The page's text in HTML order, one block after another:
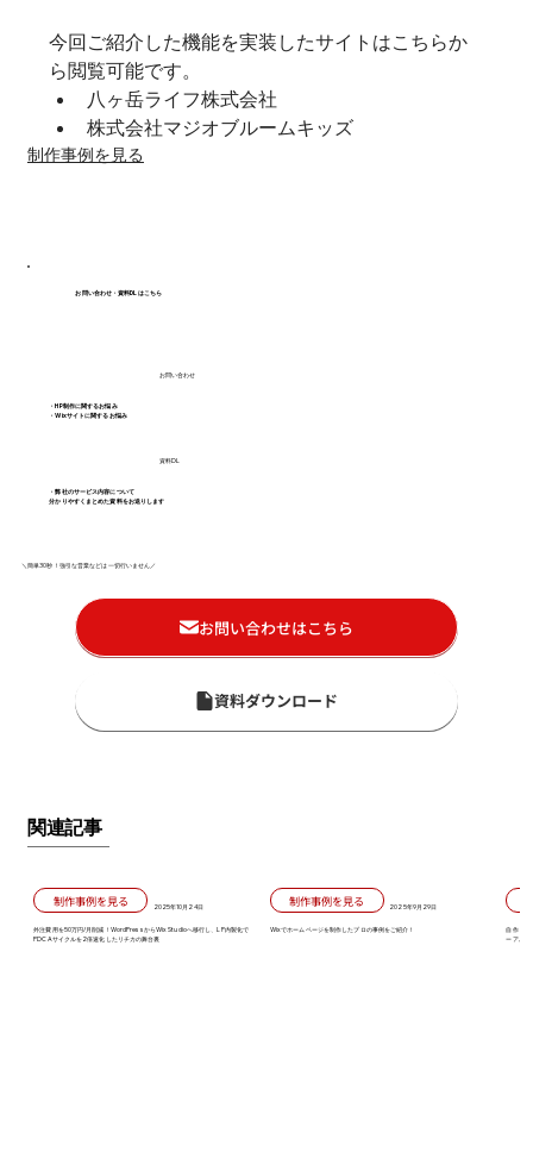
今回ご紹介した機能を実装したサイトはこちらか
ら閲覧可能です。
八ヶ岳ライフ株式会社
株式会社マジオブルームキッズ
制作事例を見る
お問い合わせ・資料DLはこちら
お問い合わせ
・HP制作に関するお悩み
・Wixサイトに関するお悩み
資料DL
・弊社のサービス内容について
分かりやすくまとめた資料をお送りします
＼簡単30秒！強引な営業などは一切行いません／
お問い合わせはこちら
資料ダウンロード
関連記事
制作事例を見る 2025年10月24日
外注費用を50万円/月削減！WordPressからWix Studioへ移行し、LP内製化で
PDCAサイクルを2倍速化したリチカの舞台裏
制作事例を見る 2025年9月29日
Wixでホームページを制作したプロの事例をご紹介！
自作も外
ーアルで